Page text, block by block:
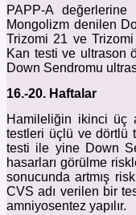
PAPP-A değerlerine
Mongolizm denilen
Trizomi 21 ve
Kan testi ve ultrason
Down Sendromu
16.-20. Haftalar
Hamileliğin ikinci üç
testleri üçlü ve dörtlü
testi ile yine Down
hasarları görülme
sonucunda artmış
CVS adı verilen bir
amniyosentez yapılır.